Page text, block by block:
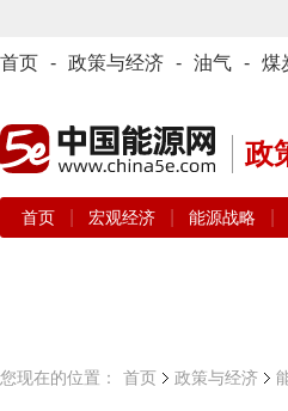
首页 - 政策与经济 - 油气 - 煤
政
首页 宏观经济 能源战略
您现在的位置： 首页 政策与经济